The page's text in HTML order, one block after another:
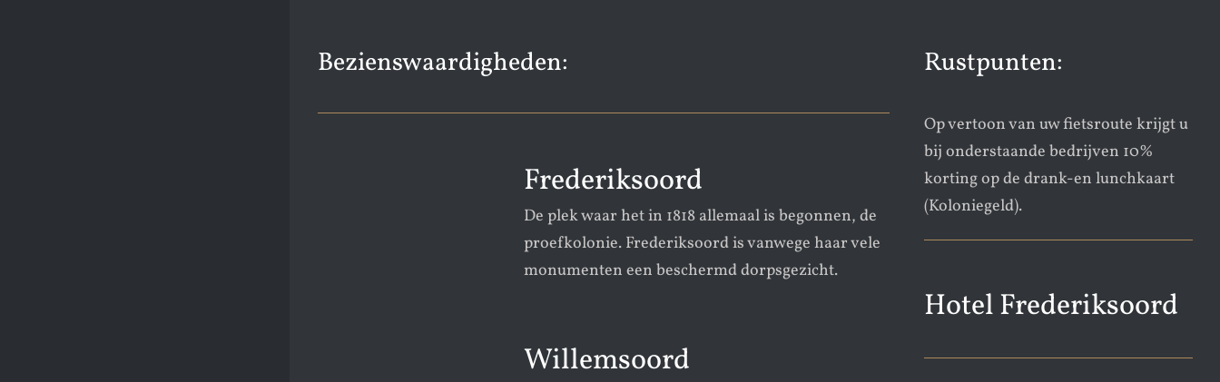
Bezienswaardigheden:
Frederiksoord
De plek waar het in 1818 allemaal is begonnen, de
proefkolonie. Frederiksoord is vanwege haar vele
monumenten een beschermd dorpsgezicht.
Willemsoord
Rustpunten:
Op vertoon van uw fietsroute krijgt u
bij onderstaande bedrijven 10%
korting op de drank-en lunchkaart
(Koloniegeld).
Hotel Frederiksoord